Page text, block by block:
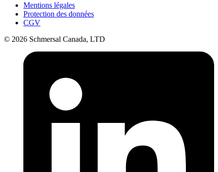
Mentions légales
Protection des données
CGV
© 2026 Schmersal Canada, LTD